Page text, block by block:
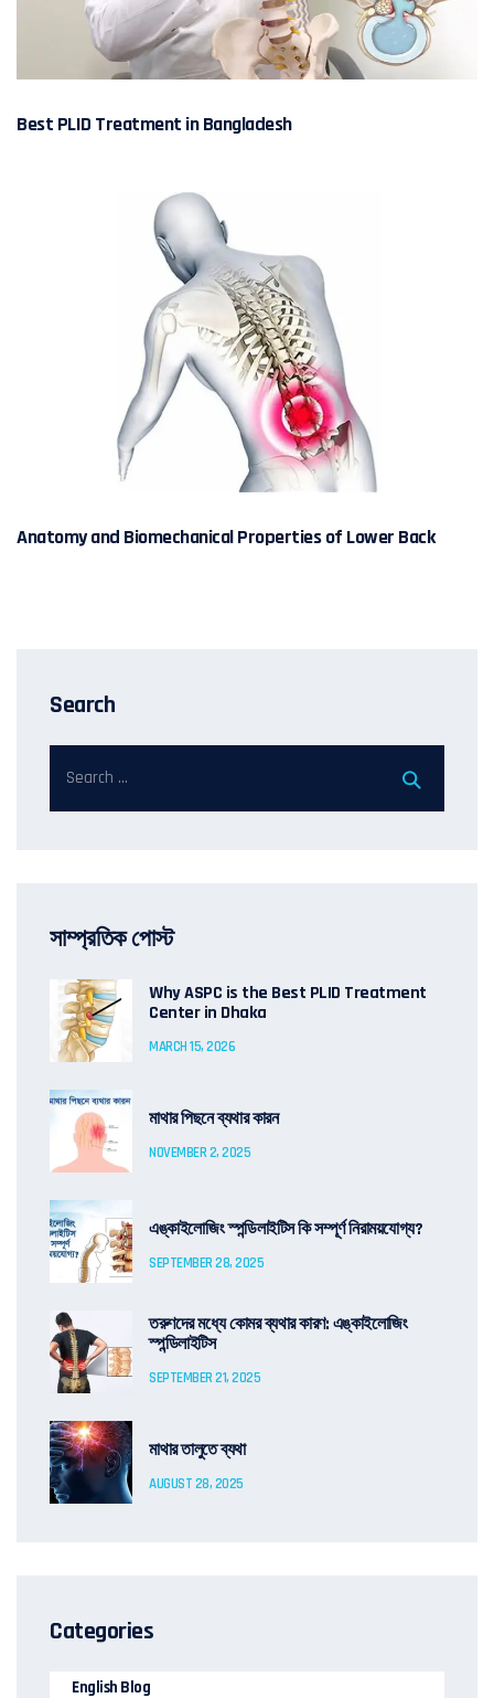
Best PLID Treatment in Bangladesh
Anatomy and Biomechanical Properties of Lower Back
Search
সাম্প্রতিক পোস্ট
Why ASPC is the Best PLID Treatment
Center in Dhaka
MARCH 15, 2026
মাথার পিছনে ব্যথার কারন
NOVEMBER 2, 2025
এঙ্কাইলোজিং স্পন্ডিলাইটিস কি সম্পূর্ণ নিরাময়যোগ্য?
SEPTEMBER 28, 2025
তরুণদের মধ্যে কোমর ব্যথার কারণ: এঙ্কাইলোজিং
স্পন্ডিলাইটিস
SEPTEMBER 21, 2025
মাথার তালুতে ব্যথা
AUGUST 28, 2025
Categories
English Blog